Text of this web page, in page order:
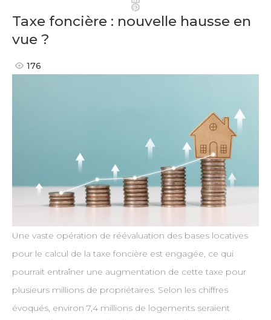
Pinterest
Taxe foncière : nouvelle hausse en
vue ?
176
Une vaste opération de réévaluation des bases locatives
pour le calcul de la taxe foncière est engagée, ce qui
pourrait entraîner une augmentation de cette taxe pour
plusieurs millions de propriétaires. Selon les chiffres
évoqués, environ 7,4 millions de logements seraient